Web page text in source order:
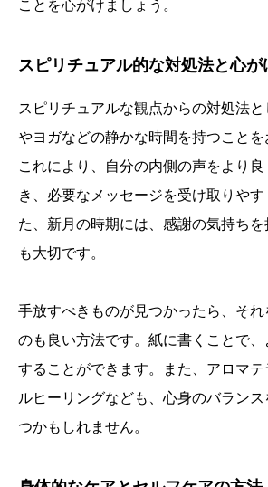
ことを心がけましょう。
スピリチュアル的な対処法と心が
スピリチュアルな観点からの対処法
やヨガなどの静かな時間を持つことを
これにより、自分の内側の声をより
き、必要なメッセージを受け取りやす
た、新月の時期には、感謝の気持ちを
も大切です。
手放すべきものが見つかったら、そ
のも良い方法です。紙に書くことで
することができます。また、アロマ
ルヒーリングなども、心身のバラン
つかもしれません。